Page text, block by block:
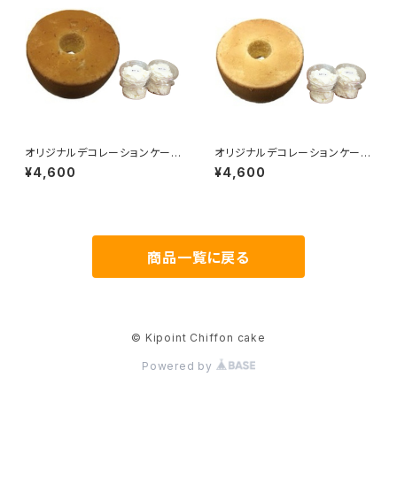
オリジナルデコレーションケーキ
セット（甘夏）
¥4,600
オリジナルデコレーションケーキ
セット（はちみつ）
¥4,600
商品一覧に戻る
© Kipoint Chiffon cake
Powered by